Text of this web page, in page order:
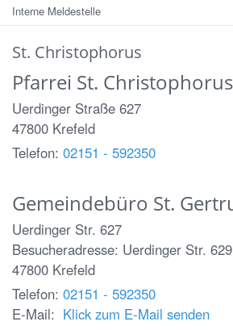
Interne Meldestelle
St. Christophorus
Pfarrei St. Christophorus
Uerdinger Straße 627
47800 Krefeld
Telefon: 02151 - 592350
Gemeindebüro St.
Uerdinger Str. 627
Besucheradresse: Uerdinger Str. 629
47800 Krefeld
Telefon: 02151 - 592350
E-Mail: Klick zum E-Mail senden